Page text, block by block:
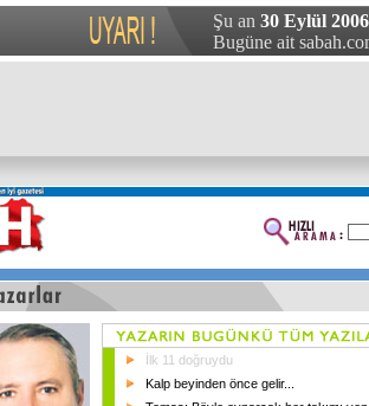
Şu an 30 Eylül
Bugüne ait
İlk 11 doğruydu
Kalp beyinden önce gelir...